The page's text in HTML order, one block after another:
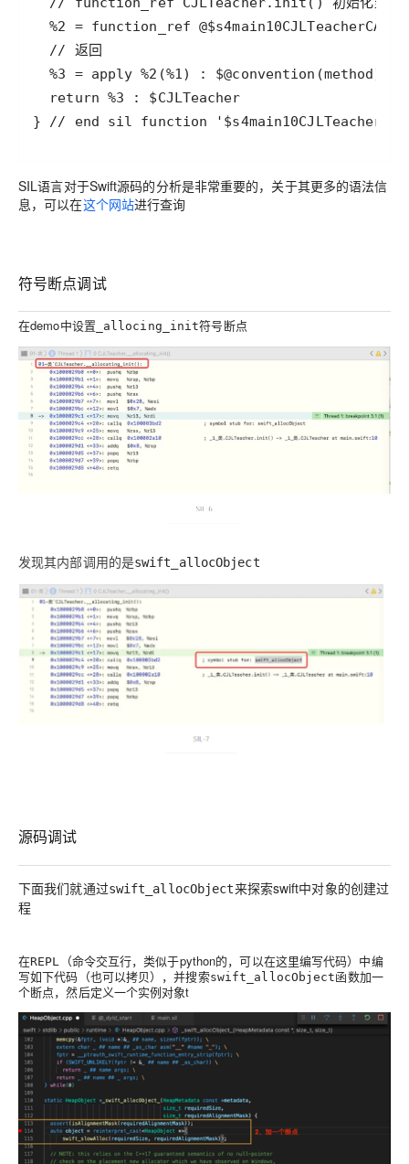
} // end sil function
SIL语言对于Swift源码的分析是非常重要的，关于其更多的语法信
息，可以在这个网站进行查询
符号断点调试
在demo中设置 _allocing_init符号断点
发现其内部调用的是swift_allocObject
源码调试
下面我们就通过swift_allocObject来探索swift中对象的创建过
程
在REPL
（命令交互行，类似于python的，可以在这里编写代码）中编
写如下代码（也可以拷贝），并搜索swift_allocObject函数加一
个断点，然后定义一个实例对象t